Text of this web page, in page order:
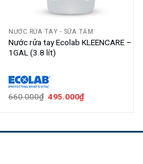
NƯỚC RỬA TAY - SỮA TẮM
Nước rửa tay Ecolab KLEENCARE –
1GAL (3.8 lít)
660.000₫ Giá
495.000₫Giá